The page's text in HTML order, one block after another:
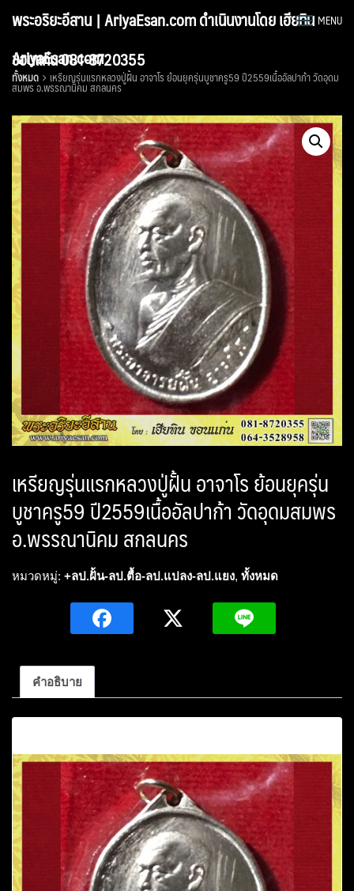
พระอริยะอีสาน | AriyaEsan.com ดำเนินงานโดย เฮียทิน
ขอนแก่น 081-8720355
MENU
AriyaEsan.com
ทั้งหมด เหรียญรุ่นแรกหลวงปู่ฝั้น อาจาโร ย้อนยุครุ่นบูชาครู59 ปี2559เนื้ออัลปาก้า วัดอุดม
สมพร อ.พรรณานิคม สกลนคร
เหรียญรุ่นแรกหลวงปู่ฝั้น อาจาโร ย้อนยุครุ่น
บูชาครู59 ปี2559เนื้ออัลปาก้า วัดอุดมสมพร
อ.พรรณานิคม สกลนคร
หมวดหมู่: +ลป.ฝั้น-ลป.ตื้อ-ลป.แปลง-ลป.แยง, ทั้งหมด
คำอธิบาย